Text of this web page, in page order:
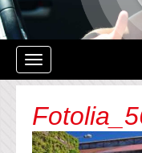
Navigation
ein-/ausblenden